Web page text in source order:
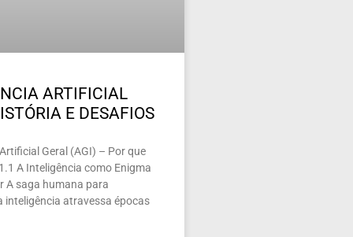
ARTIFICIAL
E DESAFIOS
Geral (AGI) – Por que
A Inteligência como Enigma
A saga humana para
inteligência atravessa épocas